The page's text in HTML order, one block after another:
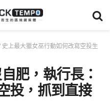
上最大獵女巫行動如何改寫空投生
肥，執行長：
投，抓到直接